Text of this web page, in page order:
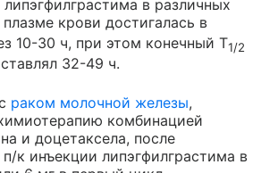
в различных
плазме крови достигалась в
10-30 ч, при этом конечный Т1/2
32-49 ч.
раком молочной железы,
комбинацией
и доцетаксела, после
к инъекции липэгфилграстима в